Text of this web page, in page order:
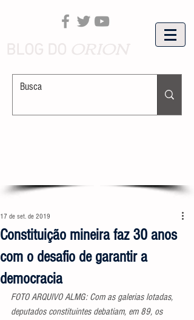
Constituição mineira faz 30 anos
com o desafio de garantir a
democracia
17 de set. de 2019
FOTO ARQUIVO ALMG: Com as galerias lotadas,
deputados constituintes debatiam, em 89, os